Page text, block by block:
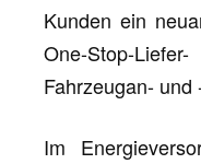
Kunden ein
One-Stop-
Fahrzeugan-
Im